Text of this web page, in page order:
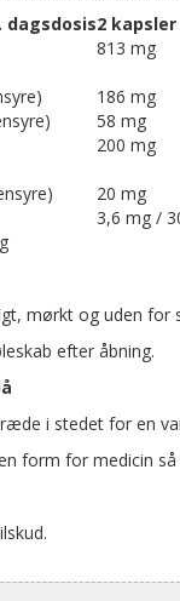
2 kapsler
813 mg
186 mg
58 mg
200 mg
20 mg
3,6 mg /
mørkt og uden for
efter åbning.
i stedet for en
form for medicin